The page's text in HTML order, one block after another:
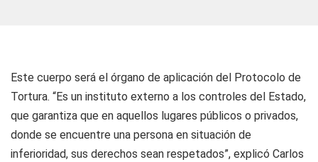
Este cuerpo será el órgano de aplicación del Protocolo de
Tortura. “Es un instituto externo a los controles del Estado,
que garantiza que en aquellos lugares públicos o privados,
donde se encuentre una persona en situación de
inferioridad, sus derechos sean respetados”, explicó Carlos